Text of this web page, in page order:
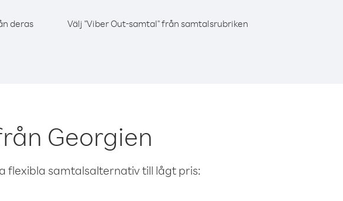
deras
Välj "Viber Out-samtal" från samtalsrubriken
Georgien
flexibla samtalsalternativ till lågt pris: